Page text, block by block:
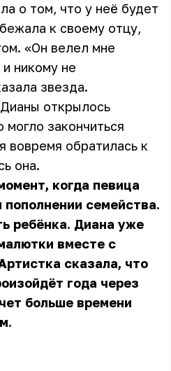
о том, что у неё будет
к своему отцу,
«Он велел мне
никому не
звезда.
открылось
закончиться
вовремя обратилась к
она.
когда певица
семейства.
ребёнка. Диана уже
вместе с
сказала, что
года через
больше времени